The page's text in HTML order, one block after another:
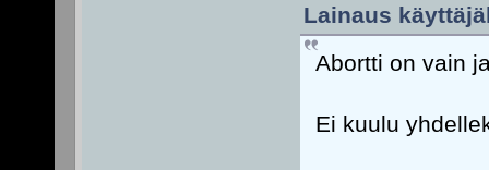
Lainaus
Abortti on vain
Ei kuulu